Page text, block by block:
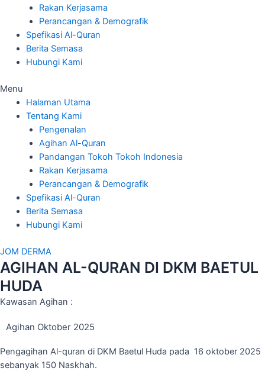
Rakan Kerjasama
Perancangan & Demografik
Spefikasi Al-Quran
Berita Semasa
Hubungi Kami
Menu
Halaman Utama
Tentang Kami
Pengenalan
Agihan Al-Quran
Pandangan Tokoh Tokoh Indonesia
Rakan Kerjasama
Perancangan & Demografik
Spefikasi Al-Quran
Berita Semasa
Hubungi Kami
JOM DERMA
AGIHAN AL-QURAN DI DKM BAETUL
HUDA
Kawasan Agihan :
Agihan Oktober 2025
Pengagihan Al-quran di DKM Baetul Huda pada 16 oktober 2025
sebanyak 150 Naskhah.